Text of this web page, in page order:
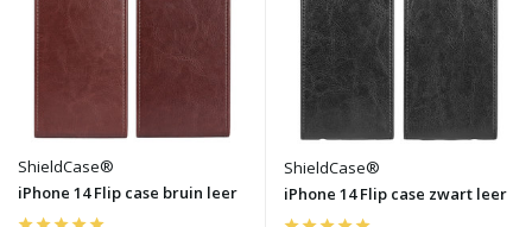
ShieldCase®
iPhone 14 Flip case bruin leer
ShieldCase®
iPhone 14 Flip case zwart leer